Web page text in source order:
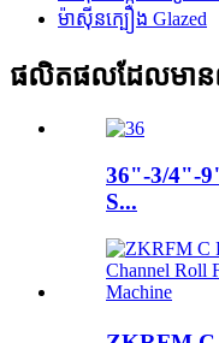
ម៉ាស៊ីនក្បឿង Glazed
ផលិតផលដែលមា
36"-3/4"-
S...